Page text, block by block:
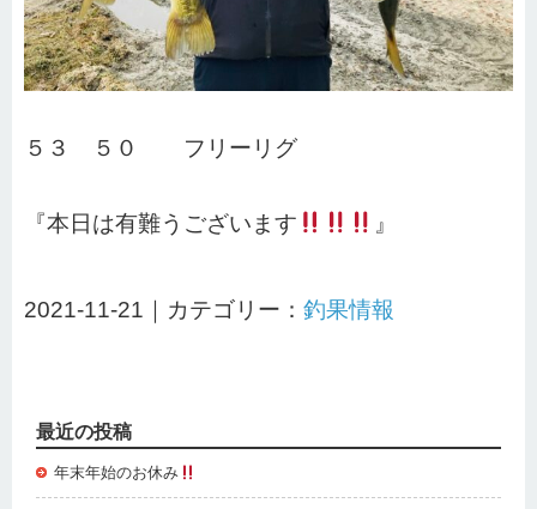
５３ ５０ フリーリグ
『本日は有難うございます 』
2021-11-21｜カテゴリー： 釣果情報
最近の投稿
年末年始のお休み